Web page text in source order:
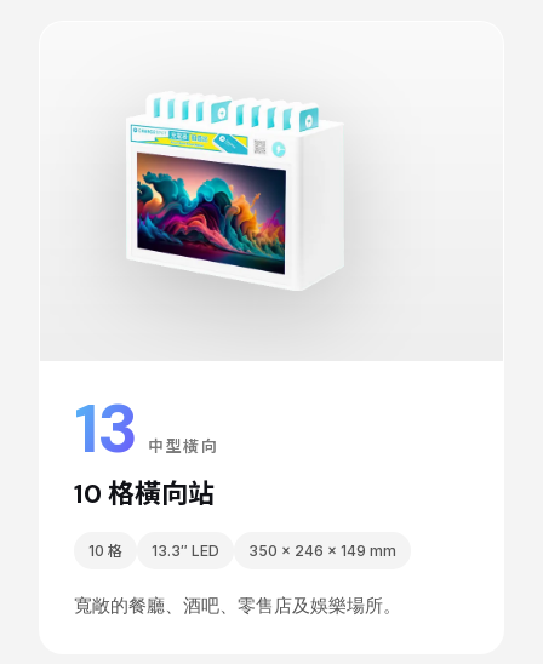
13 中型橫向
10 格橫向站
10 格 13.3″ LED 350 × 246 × 149 mm
寬敞的餐廳、酒吧、零售店及娛樂場所。